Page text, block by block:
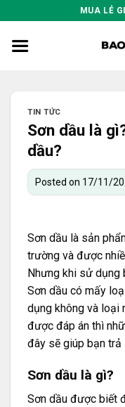
to
content
MUA LẺ
TIN TỨC
Sơn dầu là
dầu?
Posted on 17/11/
Sơn dầu là sản
trường và được
Nhưng khi sử dụng
Sơn dầu có mấy
dụng không và loại
được đáp án thì
đây sẽ giúp bạn trả
Sơn dầu là gì?
Sơn dầu được biết